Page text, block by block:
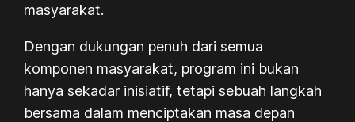
masyarakat.
Dengan dukungan penuh dari semua
komponen masyarakat, program ini bukan
hanya sekadar inisiatif, tetapi sebuah langkah
bersama dalam menciptakan masa depan